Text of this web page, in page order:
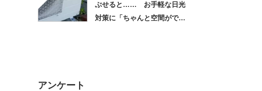
ぶせると…… お手軽な日光
対策に「ちゃんと空間ができ
アンケート